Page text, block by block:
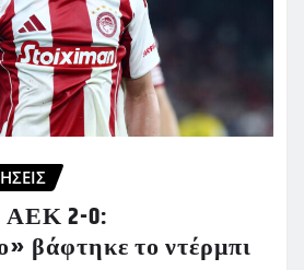
ΑΕΚ 2-0:
βάφτηκε το ντέρμπι